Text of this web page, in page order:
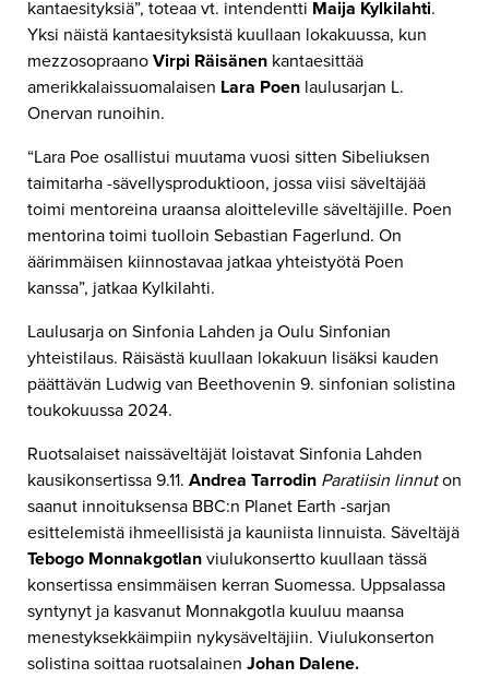
kantaesityksiä”, toteaa vt. intendentti Maija Kylkilahti.
Yksi näistä kantaesityksistä kuullaan lokakuussa, kun
mezzosopraanoVirpi Räisänen kantaesittää
amerikkalaissuomalaisen Lara Poen laulusarjan L.
Onervan runoihin.
“Lara Poe osallistui muutama vuosi sitten Sibeliuksen
taimitarha -sävellysproduktioon, jossa viisi säveltäjää
toimi mentoreina uraansa aloitteleville säveltäjille. Poen
mentorina toimi tuolloin Sebastian Fagerlund. On
äärimmäisen kiinnostavaa jatkaa yhteistyötä Poen
kanssa”, jatkaa Kylkilahti.
Laulusarja on Sinfonia Lahden ja Oulu Sinfonian
yhteistilaus. Räisästä kuullaan lokakuun lisäksi kauden
päättävän Ludwig van Beethovenin 9. sinfonian solistina
toukokuussa 2024.
Ruotsalaiset naissäveltäjät loistavat Sinfonia Lahden
kausikonsertissa 9.11. Andrea Tarrodin Paratiisin linnuton
saanut innoituksensa BBC:n Planet Earth -sarjan
esittelemistä ihmeellisistä ja kauniista linnuista. Säveltäjä
Tebogo Monnakgotlanviulukonsertto kuullaan tässä
konsertissa ensimmäisen kerran Suomessa. Uppsalassa
syntynyt ja kasvanut Monnakgotla kuuluu maansa
menestyksekkäimpiin nykysäveltäjiin. Viulukonserton
solistina soittaa ruotsalainen Johan Dalene.